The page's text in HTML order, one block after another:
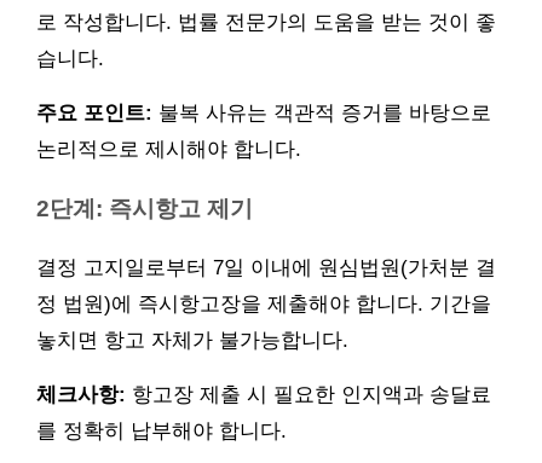
로 작성합니다. 법률 전문가의 도움을 받는 것이 좋
습니다.
주요 포인트: 불복 사유는 객관적 증거를 바탕으로
논리적으로 제시해야 합니다.
2단계: 즉시항고 제기
결정 고지일로부터 7일 이내에 원심법원(가처분 결
정 법원)에 즉시항고장을 제출해야 합니다. 기간을
놓치면 항고 자체가 불가능합니다.
체크사항: 항고장 제출 시 필요한 인지액과 송달료
를 정확히 납부해야 합니다.